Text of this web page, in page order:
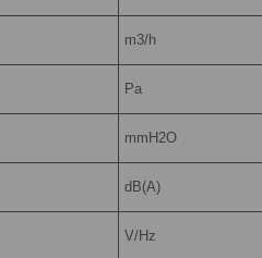
m3/h
Pa
mmH2O
dB(A)
V/Hz